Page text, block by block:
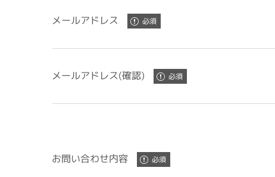
メールアドレス
メールアドレス(確認)
お問い合わせ内容